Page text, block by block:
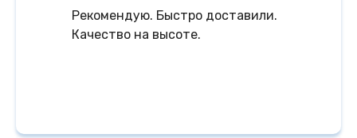
Рекомендую. Быстро доставили.
Качество на высоте.